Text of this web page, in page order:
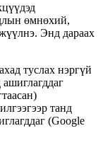
өмнөхий,
Энд дараах
туслах нэргүй
танд
(Google